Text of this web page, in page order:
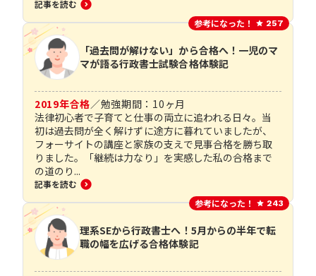
記事を読む
参考になった！ 257
「過去問が解けない」から合格へ！一児のマ
マが語る行政書士試験合格体験記
2019年合格／勉強期間： 10 ヶ月
法律初心者で子育てと仕事の両立に追われる日々。当
初は過去問が全く解けずに途方に暮れていましたが、
フォーサイトの講座と家族の支えで見事合格を勝ち取
りました。「継続は力なり」を実感した私の合格まで
の道のり...
記事を読む
参考になった！ 243
理系SEから行政書士へ！5月からの半年で転
職の幅を広げる合格体験記